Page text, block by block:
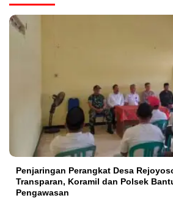
Penjaringan Perangkat Desa
Transparan, Koramil dan Polsek
Pengawasan